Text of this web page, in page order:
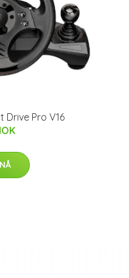
Drive Pro V16